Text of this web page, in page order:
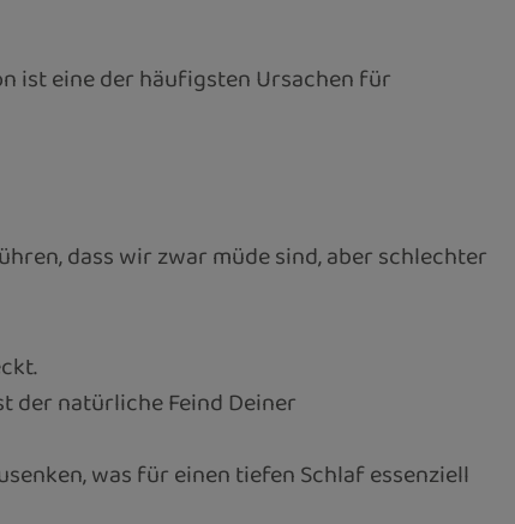
ist eine der häufigsten Ursachen für
dass wir zwar müde sind, aber schlechter
der natürliche Feind Deiner
was für einen tiefen Schlaf essenziell